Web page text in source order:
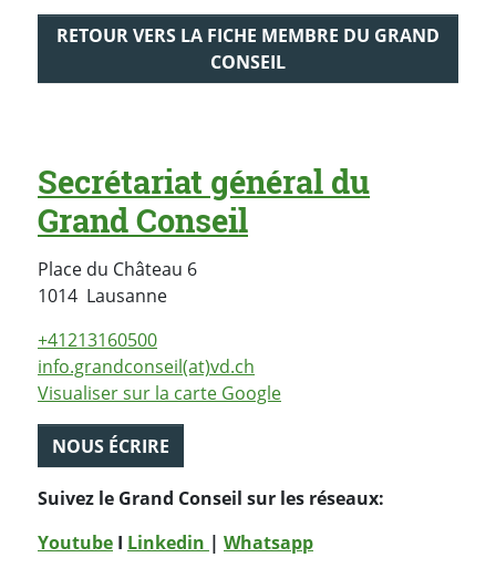
RETOUR VERS LA FICHE MEMBRE DU GRAND
CONSEIL
Secrétariat général du
Grand Conseil
Place du Château 6
1014 LausanneSuisse
+41213160500
info.grandconseil(at)vd.ch
Visualiser sur la carte Google
NOUS ÉCRIRE
Suivez le Grand Conseil sur les réseaux:
Youtube I Linkedin | Whatsapp